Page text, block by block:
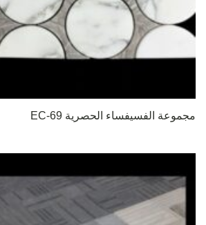
مجموعة الفسيفساء الحصرية EC-69